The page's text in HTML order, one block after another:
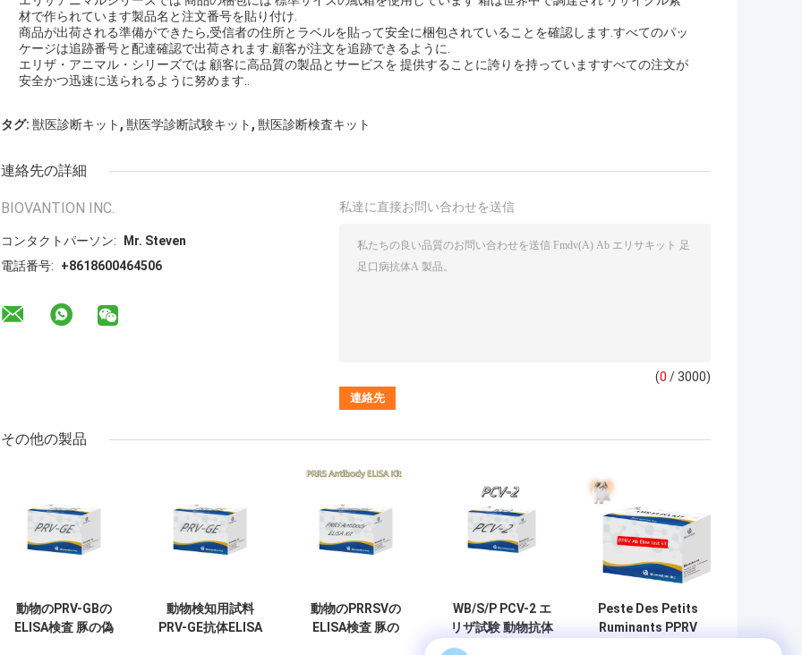
材で作られています製品名と注文番号を貼り付け.
商品が出荷される準備ができたら,受信者の住所とラベルを貼って安全に梱包されていることを確認します.すべてのパッ
ケージは追跡番号と配達確認で出荷されます.顧客が注文を追跡できるように.
エリザ・アニマル・シリーズでは 顧客に高品質の製品とサービスを 提供することに誇りを持っていますすべての注文が
安全かつ迅速に送られるように努めます..
タグ: 獣医診断キット , 獣医学診断試験キット , 獣医診断検査キット
連絡先の詳細
BIOVANTION INC.
コンタクトパーソン:
Mr. Steven
電話番号:
+8618600464506
私達に直接お問い合わせを送信
(0 / 3000)
その他の製品
動物のPRV-GBの
ELISA検査 豚の偽
動物検知用試料
PRV-GE抗体ELISA
動物のPRRSVの
ELISA検査 豚の
WB/S/P PCV-2 エ
リザ試験 動物抗体
Peste Des Petits
Ruminants PPRV